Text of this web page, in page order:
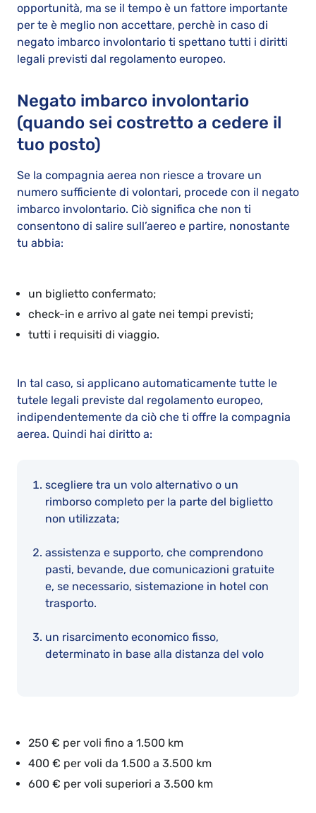
opportunità, ma se il tempo è un fattore importante
per te è meglio non accettare, perchè in caso di
negato imbarco involontario ti spettano tutti i diritti
legali previsti dal regolamento europeo.
Negato imbarco involontario
(quando sei costretto a cedere il
tuo posto)
Se la compagnia aerea non riesce a trovare un
numero sufficiente di volontari, procede con il negato
imbarco involontario. Ciò significa che non ti
consentono di salire sull’aereo e partire, nonostante
tu abbia:
un biglietto confermato;
check-in e arrivo al gate nei tempi previsti;
tutti i requisiti di viaggio.
In tal caso, si applicano automaticamente tutte le
tutele legali previste dal regolamento europeo,
indipendentemente da ciò che ti offre la compagnia
aerea. Quindi hai diritto a:
scegliere tra un volo alternativo o un
rimborso completo per la parte del biglietto
non utilizzata;
assistenza e supporto, che comprendono
pasti, bevande, due comunicazioni gratuite
e, se necessario, sistemazione in hotel con
trasporto.
un risarcimento economico fisso,
determinato in base alla distanza del volo
250 € per voli fino a 1.500 km
400 € per voli da 1.500 a 3.500 km
600 € per voli superiori a 3.500 km